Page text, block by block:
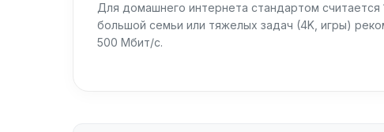
Для домашнего интернета стандартом
большой семьи или тяжелых задач (4K, игры)
500 Мбит/с.